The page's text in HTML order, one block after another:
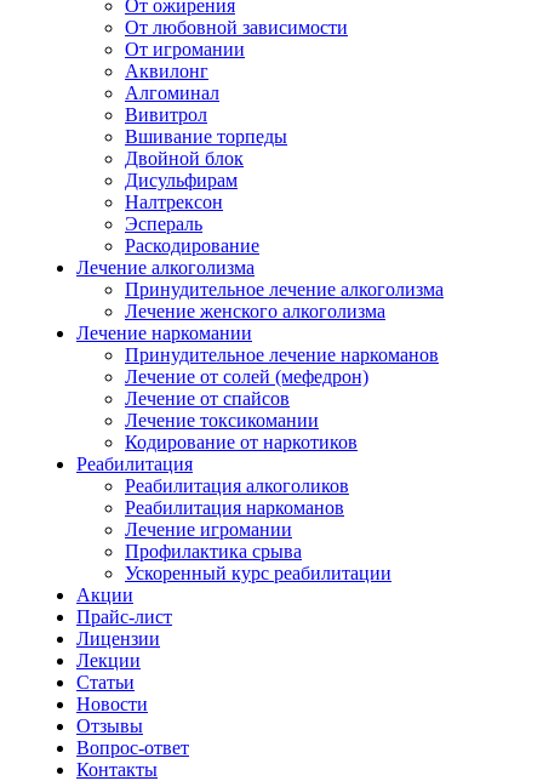
От ожирения
От любовной зависимости
От игромании
Аквилонг
Алгоминал
Вивитрол
Вшивание торпеды
Двойной блок
Дисульфирам
Налтрексон
Эспераль
Раскодирование
Лечение алкоголизма
Принудительное лечение алкоголизма
Лечение женского алкоголизма
Лечение наркомании
Принудительное лечение наркоманов
Лечение от солей (мефедрон)
Лечение от спайсов
Лечение токсикомании
Кодирование от наркотиков
Реабилитация
Реабилитация алкоголиков
Реабилитация наркоманов
Лечение игромании
Профилактика срыва
Ускоренный курс реабилитации
Акции
Прайс-лист
Лицензии
Лекции
Статьи
Новости
Отзывы
Вопрос-ответ
Контакты